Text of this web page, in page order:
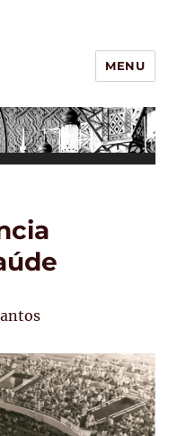
Administrativa
MENU